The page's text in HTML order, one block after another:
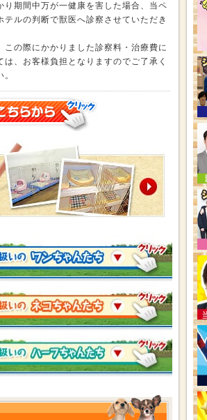
り期間中万が一健康を害した場合、当ペ
テルの判断で獣医へ診察させていただき
この際にかかりました診察料・治療費に
は、お客様負担となりますのでご了承く